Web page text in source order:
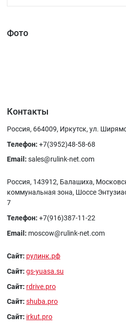
Фото
Контакты
Россия, 664009, Иркутск, ул.
Телефон: +7(3952)48-58-68
Email: sales@rulink-net.com
Россия, 143912, Балашиха,
коммунальная зона, Шоссе
7
Телефон: +7(916)387-11-22
Email: moscow@rulink-net.com
Сайт: рулинк.рф
Сайт: gs-yuasa.su
Сайт: rdrive.pro
Сайт: shuba.pro
Сайт: irkut.pro